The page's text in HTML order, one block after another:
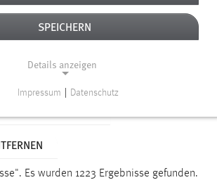
Es wurden 1223 Ergebnisse gefunden.
SPEICHERN
Details anzeigen
sind für die einwandfreie Funktion der
Impressum Datenschutz